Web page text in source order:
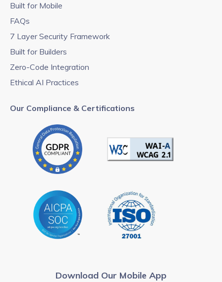
Built for Mobile
FAQs
7 Layer Security Framework
Built for Builders
Zero-Code Integration
Ethical AI Practices
Our Compliance & Certifications
Download Our Mobile App